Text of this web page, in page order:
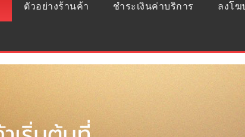
ตัวอย่างร้านค้า ชำระเงินค่าบริการ ลงโ